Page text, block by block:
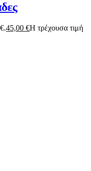
45,00 €Η τρέχουσα τιμή